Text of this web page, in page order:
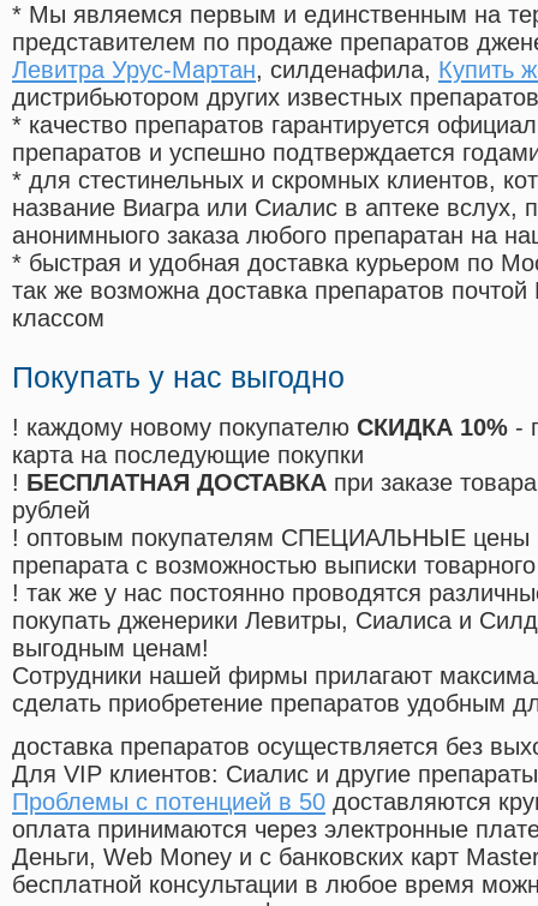
* Мы являемся первым и единственным на
представителем по продаже препаратов
Левитра Урус-Мартан, силденафила, Купить
дистрибьютором других известных препаратов
* качество препаратов гарантируется
препаратов и успешно подтверждается
* для стестинельных и скромных клиентов,
название Виагра или Сиалис в аптеке вслух,
анонимныого заказа любого препаратан на
* быстрая и удобная доставка курьером по
так же возможна доставка препаратов
классом
Покупать у нас выгодно
! каждому новому покупателю СКИДКА 10% -
карта на последующие покупки
! БЕСПЛАТНАЯ ДОСТАВКА при заказе
рублей
! оптовым покупателям СПЕЦИАЛЬНЫЕ цены
препарата с возможностью выписки
! так же у нас постоянно проводятся
покупать дженерики Левитры, Сиалиса и
выгодным ценам!
Cотрудники нашей фирмы прилагают
сделать приобретение препаратов удобным
доставка препаратов осуществляется без
Для VIP клиентов: Сиалис и другие
Проблемы с потенцией в 50 доставляются
оплата принимаются через электронные
Деньги, Web Money и с банковских карт
бесплатной консультации в любое время